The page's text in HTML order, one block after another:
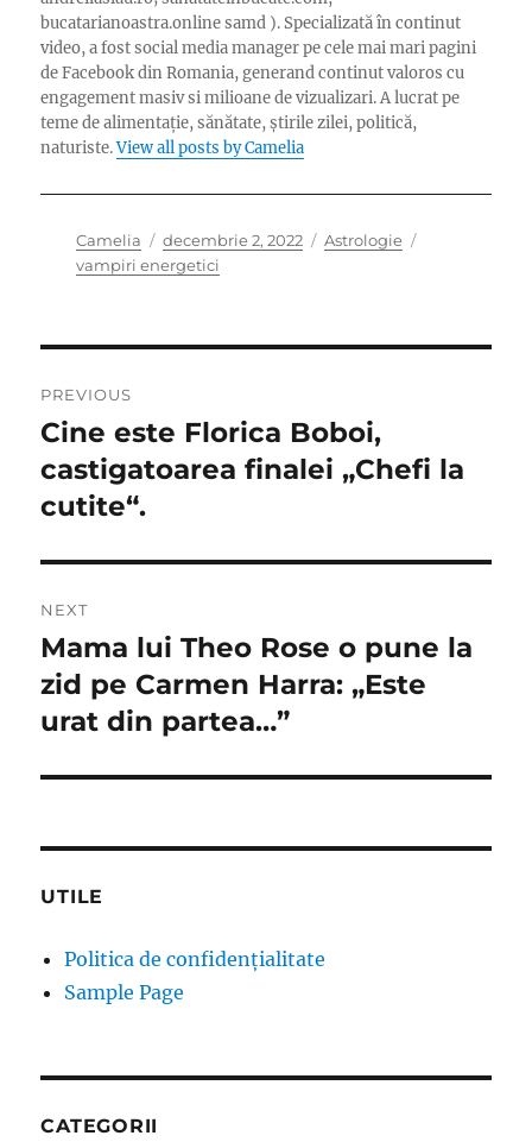
bucatarianoastra.online samd ). Specializată în continut
video, a fost social media manager pe cele mai mari pagini
de Facebook din Romania, generand continut valoros cu
engagement masiv si milioane de vizualizari. A lucrat pe
teme de alimentație, sănătate, știrile zilei, politică,
naturiste.View all posts by Camelia
Author
Camelia
Posted
on
decembrie 2, 2022 Categories
Astrologie
vampiri energetici
în
articole
PREVIOUS
Previous
post:
Cine este Florica Boboi,
castigatoarea finalei „Chefi la
cutite“.
NEXT
Next
post:
Mama lui Theo Rose o pune la
zid pe Carmen Harra: „Este
urat din partea…”
UTILE
Politica de confidențialitate
Sample Page
CATEGORII